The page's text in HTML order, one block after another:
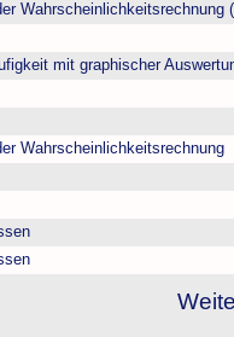
Wahrscheinlichkeitsrechnung
mit graphischer
Wahrscheinlichkeitsrechnung